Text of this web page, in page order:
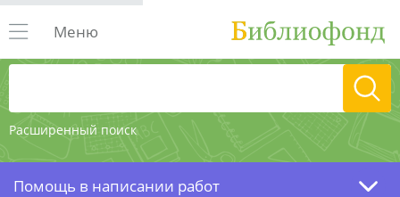
Расширенный поиск
Меню
Помощь в написании работ